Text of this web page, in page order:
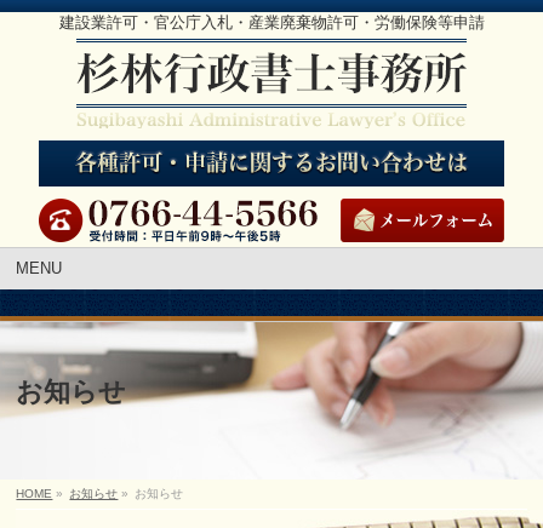
建設業許可・官公庁入札・産業廃棄物許可・労働保険等申請
MENU
お知らせ
HOME » お知らせ » お知らせ